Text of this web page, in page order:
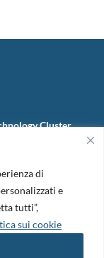
di
e
tutti”,
sui cookie
Cluster